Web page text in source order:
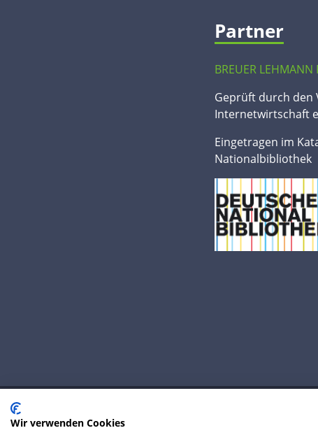
Partner
BREUER LEHMANN
Geprüft durch den
Internetwirtschaft
Eingetragen im
Nationalbibliothek
© 2020 IP Central GmbH
Wir verwenden Cookies